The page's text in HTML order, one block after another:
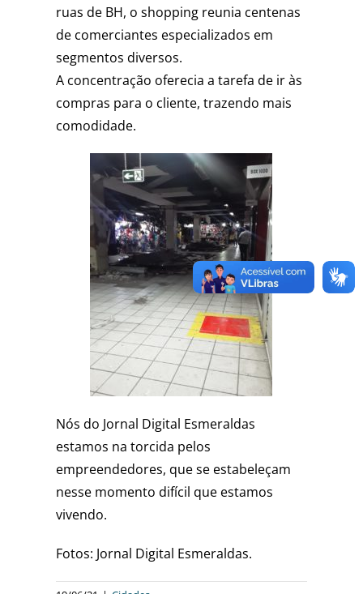
ruas de BH, o shopping reunia centenas
de comerciantes especializados em
segmentos diversos.
A concentração oferecia a tarefa de ir às
compras para o cliente, trazendo mais
comodidade.
Nós do Jornal Digital Esmeraldas
estamos na torcida pelos
empreendedores, que se estabeleçam
nesse momento difícil que estamos
vivendo.
Fotos: Jornal Digital Esmeraldas.